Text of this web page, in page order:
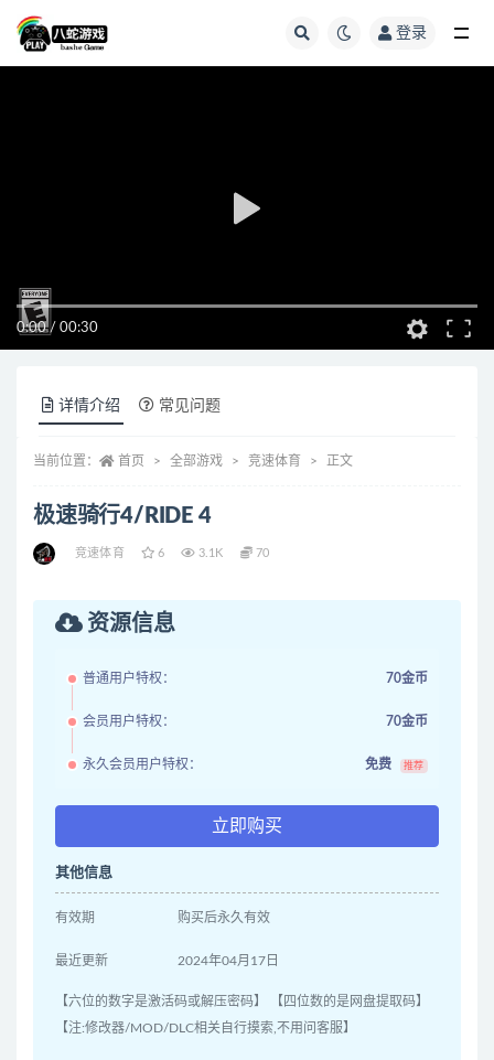
登录
0:00/ 00:30
详情介绍 常见问题
当前位置： 首页 全部游戏 竞速体育 正文
极速骑行4/RIDE 4
竞速体育 6 3.1K 70
资源信息
普通用户特权： 70金币
会员用户特权： 70金币
永久会员用户特权： 免费 推荐
立即购买
其他信息
有效期 购买后永久有效
最近更新 2024年04月17日
【六位的数字是激活码或解压密码】 【四位数的是网盘提取码】
【注:修改器/MOD/DLC相关自行摸索,不用问客服】